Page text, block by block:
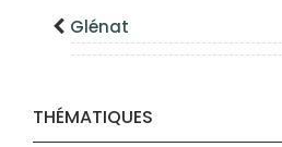
Glénat
THÉMATIQUES